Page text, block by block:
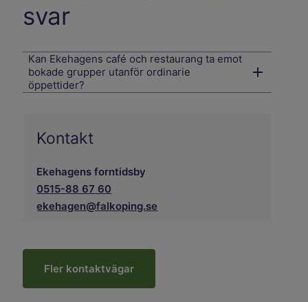
svar
Kan Ekehagens café och restaurang ta emot
bokade grupper utanför ordinarie
öppettider?
Kontakt
Ekehagens forntidsby
0515-88 67 60
ekehagen@falkoping.se
Fler kontaktvägar